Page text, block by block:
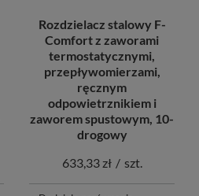
Rozdzielacz stalowy F-
Comfort z zaworami
termostatycznymi,
przepływomierzami,
ręcznym
odpowietrznikiem i
zaworem spustowym, 10-
drogowy
633,33 zł / szt.